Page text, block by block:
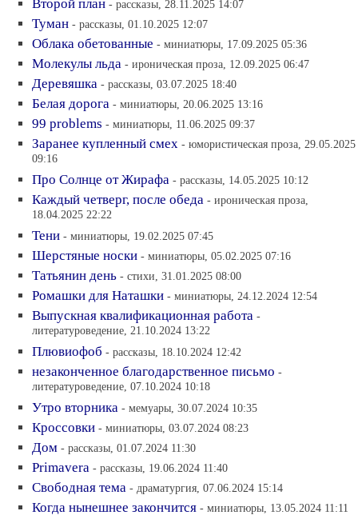
Второй план - рассказы, 28.11.2025 14:07
Туман - рассказы, 01.10.2025 12:07
Облака обетованные - миниатюры, 17.09.2025 05:36
Молекулы льда - ироническая проза, 12.09.2025 06:47
Деревяшка - рассказы, 03.07.2025 18:40
Белая дорога - миниатюры, 20.06.2025 13:16
99 problems - миниатюры, 11.06.2025 09:37
Заранее купленный смех - юмористическая проза, 29.05.2025
09:16
Про Солнце от Жирафа - рассказы, 14.05.2025 10:12
Каждый четверг, после обеда - ироническая проза,
18.04.2025 22:22
Тени - миниатюры, 19.02.2025 07:45
Шерстяные носки - миниатюры, 05.02.2025 07:16
Татьянин день - стихи, 31.01.2025 08:00
Ромашки для Наташки - миниатюры, 24.12.2024 12:54
Выпускная квалификационная работа -
литературоведение, 21.10.2024 13:22
Плювиофоб - рассказы, 18.10.2024 12:42
незаконченное благодарственное письмо -
литературоведение, 07.10.2024 10:18
Утро вторника - мемуары, 30.07.2024 10:35
Кроссовки - миниатюры, 03.07.2024 08:23
Дом - рассказы, 01.07.2024 11:30
Primavera - рассказы, 19.06.2024 11:40
Свободная тема - драматургия, 07.06.2024 15:14
Когда нынешнее закончится - миниатюры, 13.05.2024 11:11